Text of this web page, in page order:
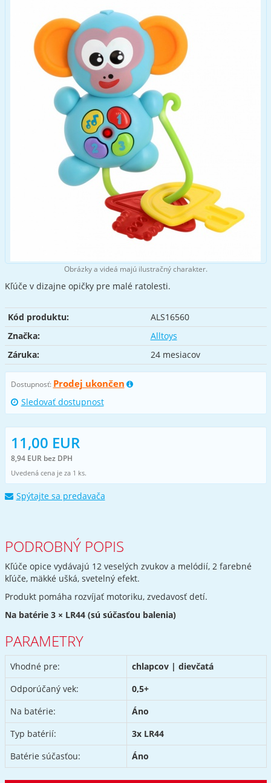
Obrázky a videá majú ilustračný charakter.
Kľúče v dizajne opičky pre malé ratolesti.
Kód produktu:
ALS16560
Značka:
Alltoys
Záruka:
24 mesiacov
Dostupnosť: Prodej ukončen
Sledovať dostupnost
11,00 EUR
8,94 EUR bez DPH
Uvedená cena je za 1 ks.
Spýtajte sa predavača
PODROBNÝ POPIS
Kľúče opice vydávajú 12 veselých zvukov a melódií, 2 farebné
kľúče, mäkké ušká, svetelný efekt.
Produkt pomáha rozvíjať motoriku, zvedavosť detí.
Na batérie 3 × LR44 (sú súčasťou balenia)
PARAMETRY
Vhodné pre:
chlapcov | dievčatá
Odporúčaný vek:
0,5+
Na batérie:
Áno
Typ batérií:
3x LR44
Batérie súčasťou:
Áno